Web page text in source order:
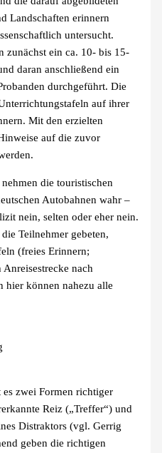
Landschaften erinnern
untersucht.
zunächst ein ca. 10- bis 15-
daran anschließend ein
durchgeführt. Die
auf ihrer
Mit den erzielten
auf die zuvor
die touristischen
Autobahnen wahr –
nein, selten oder eher nein.
Teilnehmer gebeten,
(freies Erinnern;
nach
hier können nahezu alle
zwei Formen richtiger
Reiz („Treffer“) und
Distraktors (vgl. Gerrig
geben die richtigen